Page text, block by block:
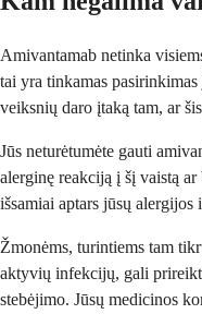
Amivantamab netinka
tai yra tinkamas
veiksnių daro įtaką tam, ar
Jūs neturėtumėte gauti
alerginę reakciją į šį vaistą
išsamiai aptars jūsų alergijos
Žmonėms, turintiems tam
aktyvių infekcijų, gali
stebėjimo. Jūsų medicinos